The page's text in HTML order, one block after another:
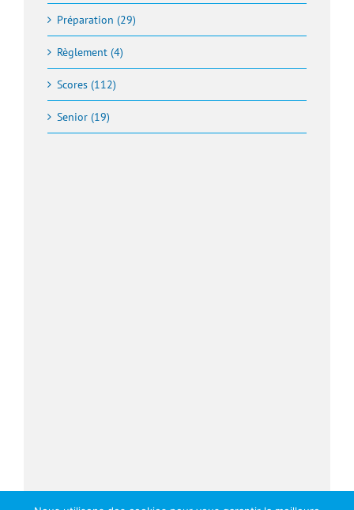
Préparation (29)
Règlement (4)
Scores (112)
Senior (19)